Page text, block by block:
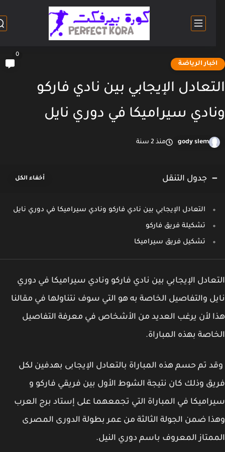
الرياضة
الإيجابي بين نادي فاركو
سيراميكا في دوري نايل
gody slem منذ 2 سنة
جدول التنقل
التعادل الإيجابي بين نادي فاركو ونادي سيراميكا في دوري نايل
تشكيلة فريق فاركو
تشكيل فريق سيراميكا
الإيجابي بين نادي فاركو ونادي سيراميكا في دوري
والتفاصيل الخاصة به هو التي سوف نتناولها في مقالنا
لأن يرغب العديد من الأشخاص في معرفة التفاصيل
بهذه المباراة.
تم حسم هذه المباراة بالتعادل الإيجابى بهدفين لكل
وذلك كان نتيجة الشوط الأول بين فريقي فاركو و
في المباراة التي تجمعهما على إستاد برج العرب
ضمن الجولة الثالثة من عمر بطولة الدورى المصرى
المعروف باسم دوري النيل.